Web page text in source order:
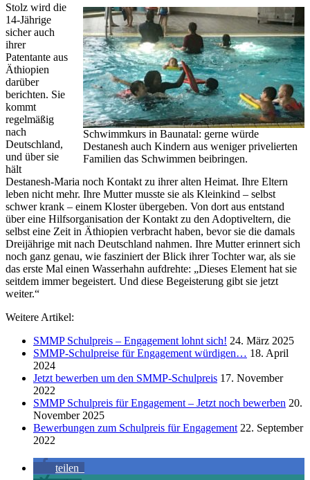
Schwimmkurs in Baunatal: gerne würde
Destanesh auch Kindern aus weniger privelierten
Familien das Schwimmen beibringen.
Stolz wird die
14-Jährige
sicher auch
ihrer
Patentante aus
Äthiopien
darüber
berichten. Sie
kommt
regelmäßig
nach
Deutschland,
und über sie
hält
Destanesh-Maria noch Kontakt zu ihrer alten Heimat. Ihre Eltern
leben nicht mehr. Ihre Mutter musste sie als Kleinkind – selbst
schwer krank – einem Kloster übergeben. Von dort aus entstand
über eine Hilfsorganisation der Kontakt zu den Adoptiveltern, die
selbst eine Zeit in Äthiopien verbracht haben, bevor sie die damals
Dreijährige mit nach Deutschland nahmen. Ihre Mutter erinnert sich
noch ganz genau, wie fasziniert der Blick ihrer Tochter war, als sie
das erste Mal einen Wasserhahn aufdrehte: „Dieses Element hat sie
seitdem immer begeistert. Und diese Begeisterung gibt sie jetzt
weiter.“
Weitere Artikel:
SMMP Schulpreis – Engagement lohnt sich! 24. März 2025
SMMP-Schulpreise für Engagement würdigen… 18. April
2024
Jetzt bewerben um den SMMP-Schulpreis 17. November
2022
SMMP Schulpreis für Engagement – Jetzt noch bewerben 20.
November 2025
Bewerbungen zum Schulpreis für Engagement 22. September
2022
teilen